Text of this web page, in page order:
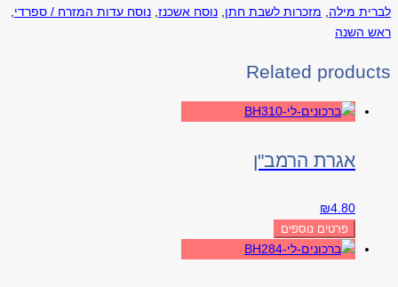
לברית מילה מזכרות לשבת חתן נוסח אשכנז נוסח עדות המזרח / ספרדי
ראש השנה
Related products
אגרת הרמב"ן
₪4.80
פרטים נוספים